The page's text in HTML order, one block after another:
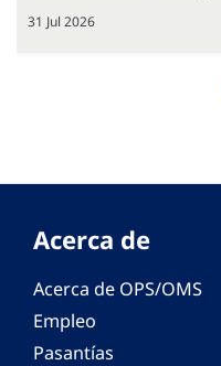
31 Jul 2026
Acerca de
Acerca de OPS/OMS
Empleo
Pasantías